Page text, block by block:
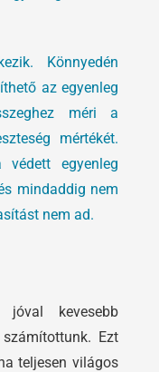
Könnyedén
az egyenleg
méri a
mértékét.
egyenleg
mindaddig nem
nem ad.
kevesebb
Ezt
teljesen világos